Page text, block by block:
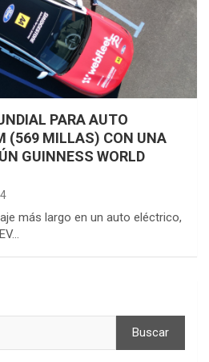
PARA AUTO
(569 MILLAS) CON UNA
GUINNESS WORLD
más largo en un auto eléctrico,
Buscar